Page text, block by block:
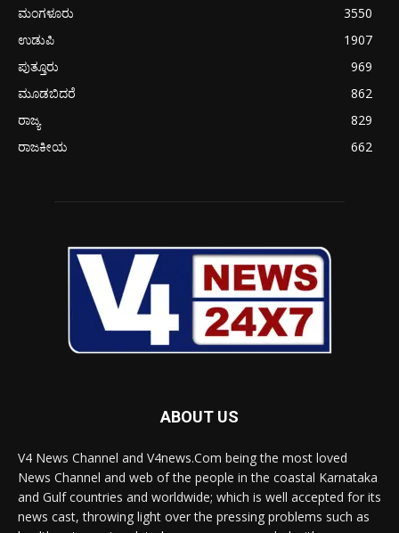
ಮಂಗಳೂರು
3550
ಉಡುಪಿ
1907
ಪುತ್ತೂರು
969
ಮೂಡಬಿದರೆ
862
ರಾಜ್ಯ
829
ರಾಜಕೀಯ
662
ABOUT US
V4 News Channel and V4news.Com being the most loved
News Channel and web of the people in the coastal Karnataka
and Gulf countries and worldwide; which is well accepted for its
news cast, throwing light over the pressing problems such as